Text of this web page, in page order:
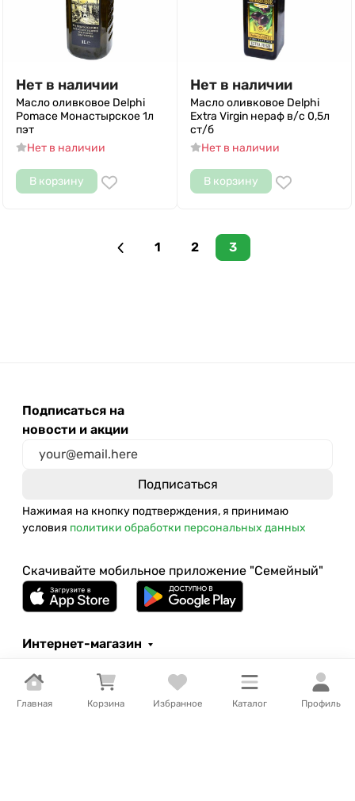
Главная Корзина Избранное Каталог Профиль
Нет в наличии
Масло оливковое Delphi
Pomace Монастырское 1л
пэт
Нет в наличии
В корзину
Нет в наличии
Масло оливковое Delphi
Extra Virgin нераф в/с 0,5л
ст/б
Нет в наличии
В корзину
1 2 3
Подписаться на
новости и акции
Нажимая на кнопку подтверждения, я принимаю
условия политики обработки персональных данных
Скачивайте мобильное приложение "Семейный"
Интернет-магазин
Покупателям